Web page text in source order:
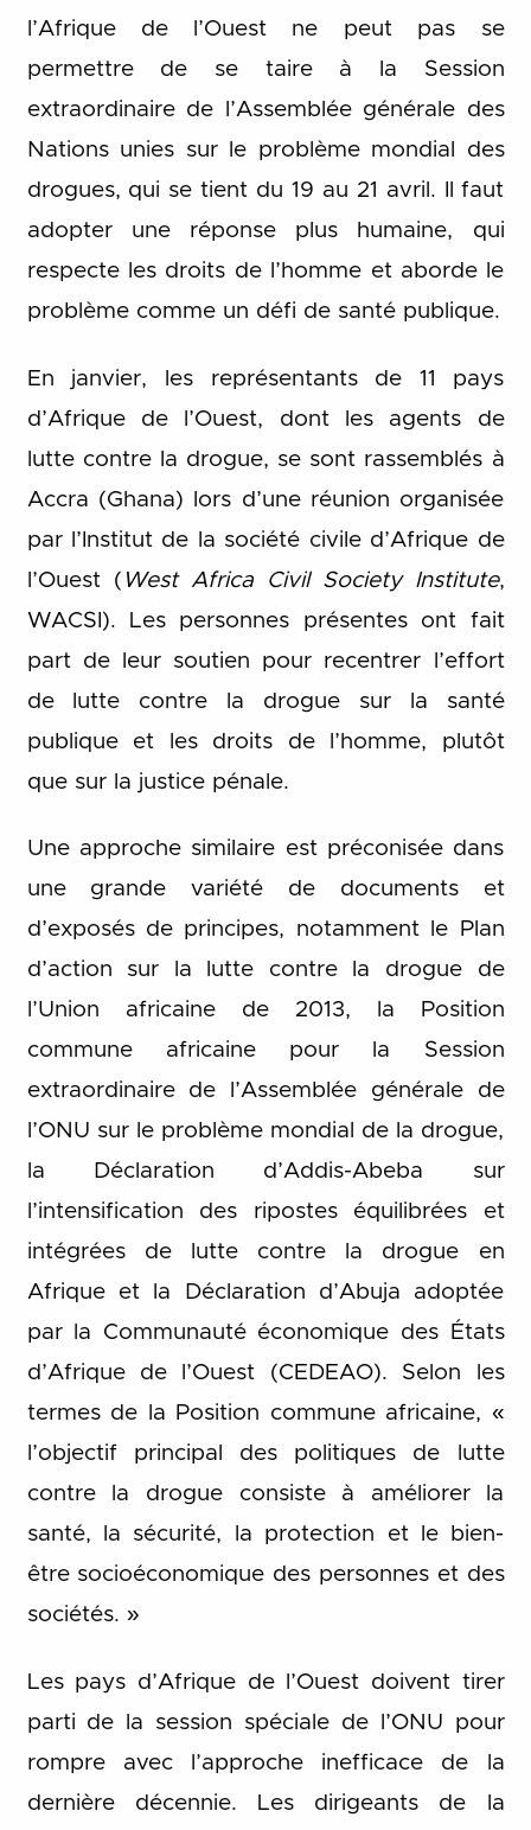
l’Afrique de l’Ouest ne peut pas se
permettre de se taire à la Session
extraordinaire de l’Assemblée générale des
Nations unies sur le problème mondial des
drogues, qui se tient du 19 au 21 avril. Il faut
adopter une réponse plus humaine, qui
respecte les droits de l’homme et aborde le
problème comme un défi de santé publique.
En janvier, les représentants de 11 pays
d’Afrique de l’Ouest, dont les agents de
lutte contre la drogue, se sont rassemblés à
Accra (Ghana) lors d’une réunion organisée
par l’Institut de la société civile d’Afrique de
l’Ouest ( West Africa Civil Society Institute,
WACSI). Les personnes présentes ont fait
part de leur soutien pour recentrer l’effort
de lutte contre la drogue sur la santé
publique et les droits de l’homme, plutôt
que sur la justice pénale.
Une approche similaire est préconisée dans
une grande variété de documents et
d’exposés de principes, notamment le Plan
d’action sur la lutte contre la drogue de
l’Union africaine de 2013, la Position
commune africaine pour la Session
extraordinaire de l’Assemblée générale de
l’ONU sur le problème mondial de la drogue,
la Déclaration d’Addis-Abeba sur
l’intensification des ripostes équilibrées et
intégrées de lutte contre la drogue en
Afrique et la Déclaration d’Abuja adoptée
par la Communauté économique des États
d’Afrique de l’Ouest (CEDEAO). Selon les
termes de la Position commune africaine, «
l’objectif principal des politiques de lutte
contre la drogue consiste à améliorer la
santé, la sécurité, la protection et le bien-
être socioéconomique des personnes et des
sociétés. »
Les pays d’Afrique de l’Ouest doivent tirer
parti de la session spéciale de l’ONU pour
rompre avec l’approche inefficace de la
dernière décennie. Les dirigeants de la